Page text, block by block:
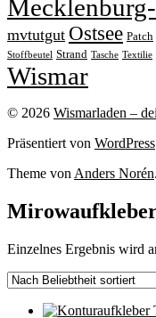
mvtutgut Ostsee Patch
Stoffbeutel Strand Tasche Textilie
Wismar
© 2026 Wismarladen –
Präsentiert von WordPress
Theme von Anders Norén.
Einzelnes Ergebnis wird